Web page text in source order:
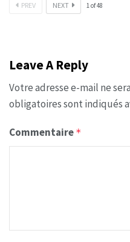
PREV NEXT 1of48
Leave A Reply
Votre adresse e-mail ne
obligatoires sont indiqués
Commentaire *